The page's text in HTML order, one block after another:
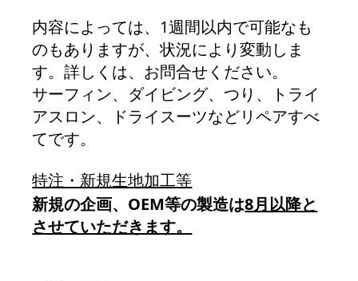
内容によっては、1週間以内で可能なも
のもありますが、状況により変動しま
す。詳しくは、お問合せください。
サーフィン、ダイビング、つり、トライ
アスロン、ドライスーツなどリペアすべ
てです。
特注・新規生地加工等
新規の企画、OEM等の製造は8月以降と
させていただきます。